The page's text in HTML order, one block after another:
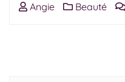
Angie Beauté